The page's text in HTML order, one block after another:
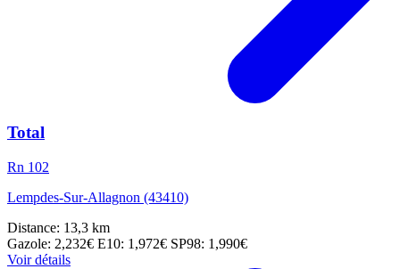
Total
Rn 102
Lempdes-Sur-Allagnon (43410)
Distance: 13,3 km
Gazole: 2,232€ E10: 1,972€ SP98: 1,990€
Voir détails